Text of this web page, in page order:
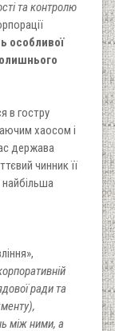
та контролю
особливої
в гостру
хаосом і
держава
чинник її
ради та
між ними, а